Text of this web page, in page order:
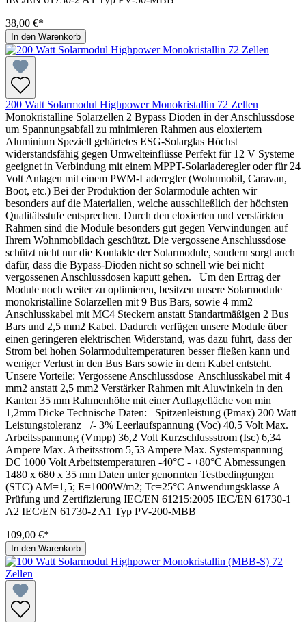
38,00 €*
In den Warenkorb
200 Watt Solarmodul Highpower Monokristallin 72 Zellen
Monokristalline Solarzellen 2 Bypass Dioden in der Anschlussdose
um Spannungsabfall zu minimieren Rahmen aus eloxiertem
Aluminium Speziell gehärtetes ESG-Solarglas Höchst
widerstandsfähig gegen Umwelteinflüsse Perfekt für 12 V Systeme
geeignet in Verbindung mit einem MPPT-Solarladeregler oder für 24
Volt Anlagen mit einem PWM-Laderegler (Wohnmobil, Caravan,
Boot, etc.) Bei der Produktion der Solarmodule achten wir
besonders auf die Materialien, welche ausschließlich der höchsten
Qualitätsstufe entsprechen. Durch den eloxierten und verstärkten
Rahmen sind die Module besonders gut gegen Verwindungen auf
Ihrem Wohnmobildach geschützt. Die vergossene Anschlussdose
schützt nicht nur die Kontakte der Solarmodule, sondern sorgt auch
dafür, dass die Bypass-Dioden nicht so schnell wie bei nicht
vergossenen Anschlussdosen kaputt gehen. Um den Ertrag der
Module noch weiter zu optimieren, besitzen unsere Solarmodule
monokristalline Solarzellen mit 9 Bus Bars, sowie 4 mm2
Anschlusskabel mit MC4 Steckern anstatt Standartmäßigen 2 Bus
Bars und 2,5 mm2 Kabel. Dadurch verfügen unsere Module über
einen geringeren elektrischen Widerstand, was dazu führt, dass der
Strom bei hohen Solarmodultemperaturen besser fließen kann und
weniger Verlust in den Bus Bars sowie in dem Kabel entsteht.
Unsere Vorteile: Vergossene Anschlussdose Anschlusskabel mit 4
mm2 anstatt 2,5 mm2 Verstärker Rahmen mit Aluwinkeln in den
Kanten 35 mm Rahmenhöhe mit einer Auflagefläche von min
1,2mm Dicke Technische Daten: Spitzenleistung (Pmax) 200 Watt
Leistungstoleranz +/- 3% Leerlaufspannung (Voc) 40,5 Volt Max.
Arbeitsspannung (Vmpp) 36,2 Volt Kurzschlussstrom (Isc) 6,34
Ampere Max. Arbeitsstrom 5,53 Ampere Max. Systemspannung
DC 1000 Volt Arbeitstemperaturen -40°C - +80°C Abmessungen
1480 x 680 x 35 mm Daten unter genormten Testbedingungen
(STC) AM=1,5; E=1000W/m2; Tc=25°C Anwendungsklasse A
Prüfung und Zertifizierung IEC/EN 61215:2005 IEC/EN 61730-1
A2 IEC/EN 61730-2 A1 Typ PV-200-MBB
109,00 €*
In den Warenkorb